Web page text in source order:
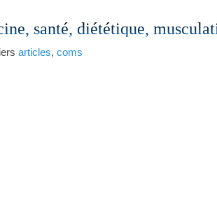
santé, diététique,
articles, coms